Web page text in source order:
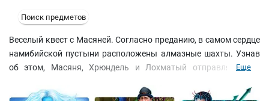
Поиск предметов
Веселый квест с Масяней. Согласно преданию, в самом сердце
намибийской пустыни расположены алмазные шахты. Узнав
об этом, Масяня, Хрюндель и Лохматый отправляются в
какие сюрпризы и приключения подстерегают их в этом
Еще